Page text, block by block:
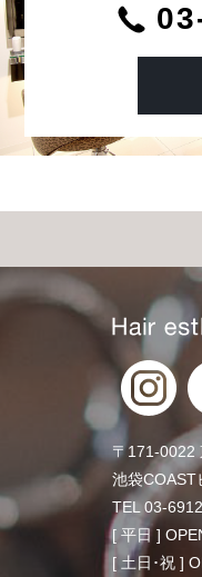
〒171-0022
池袋COAST
TEL 03-
[ 平日 ]
[ 土日･祝 ]